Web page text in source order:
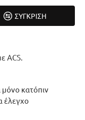
ΣΎΓΚΡΙΣΗ
ACS.
κατόπιν
έλεγχο